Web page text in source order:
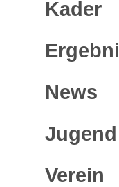
Kader
News
Jugend
Verein